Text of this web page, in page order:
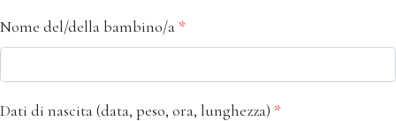
Nome del/della bambino/a *
Dati di nascita (data, peso, ora, lunghezza) *